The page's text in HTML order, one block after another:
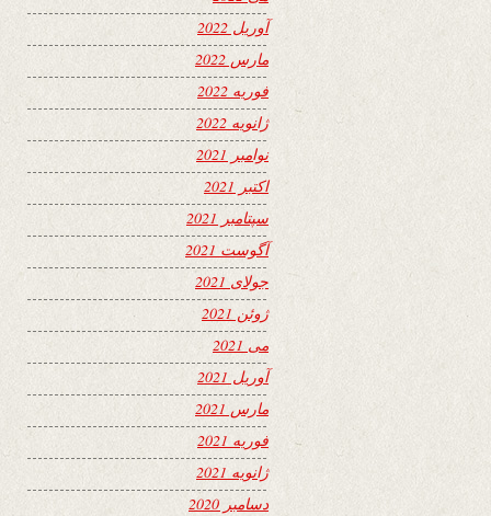
آوریل 2022
مارس 2022
فوریه 2022
ژانویه 2022
نوامبر 2021
اکتبر 2021
سپتامبر 2021
آگوست 2021
جولای 2021
ژوئن 2021
می 2021
آوریل 2021
مارس 2021
فوریه 2021
ژانویه 2021
دسامبر 2020